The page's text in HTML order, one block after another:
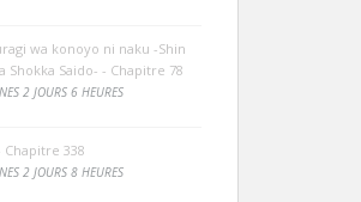
wa konoyo ni naku -Shin
Shokka Saido- - Chapitre 78
2 JOURS 6 HEURES
338
2 JOURS 8 HEURES